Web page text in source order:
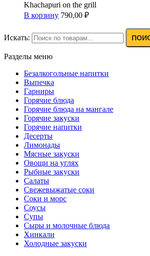
Khachapuri on the grill
В корзину 790,00 ₽
Искать:
Разделы меню
Безалкогольные напитки
Выпечка
Гарниры
Горячие блюда
Горячие блюда на мангале
Горячие закуски
Горячие напитки
Десерты
Лимонады
Мясные закуски
Овощи на углях
Рыбные закуски
Салаты
Свежевыжатые соки
Соки и морс
Соусы
Супы
Сыры и молочные блюда
Хинкали
Холодные закуски